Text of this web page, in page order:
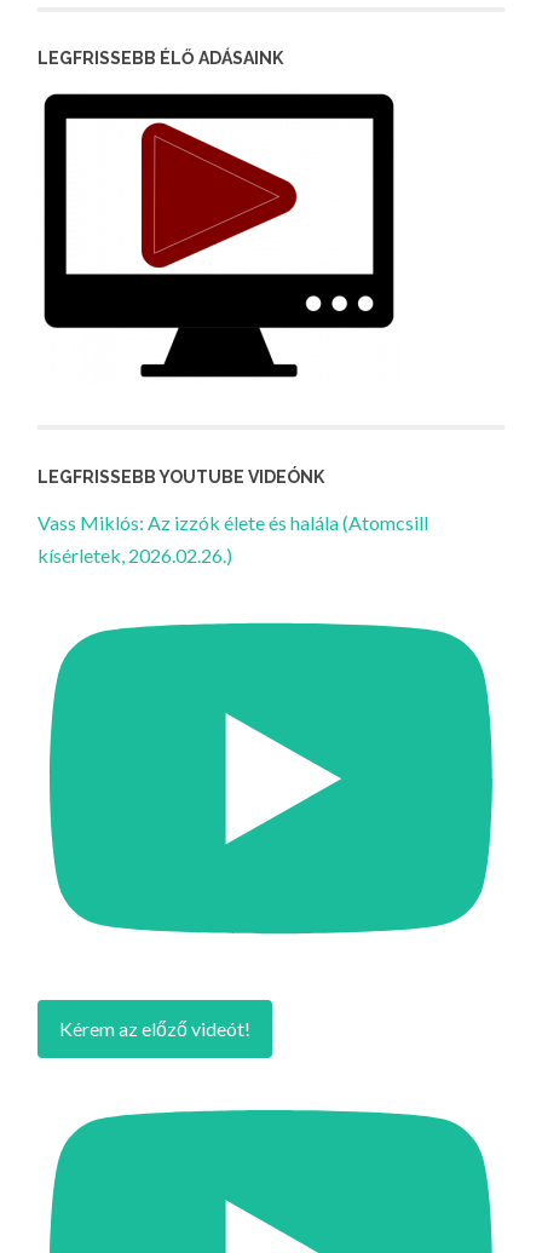
LEGFRISSEBB ÉLŐ ADÁSAINK
LEGFRISSEBB YOUTUBE VIDEÓNK
Vass Miklós: Az izzók élete és halála (Atomcsill
kísérletek, 2026.02.26.)
Kérem az előző videót!